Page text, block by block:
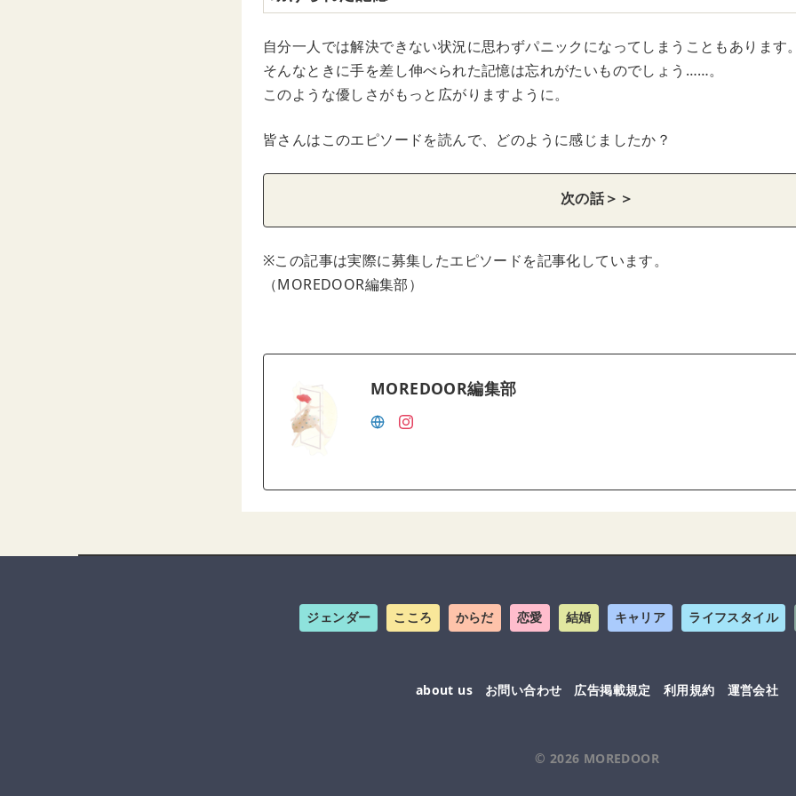
自分一人では解決できない状況に思わずパニックになってしまうこともあります
そんなときに手を差し伸べられた記憶は忘れがたいものでしょう……。
このような優しさがもっと広がりますように。
皆さんはこのエピソードを読んで、どのように感じましたか？
次の話＞＞
※この記事は実際に募集したエピソードを記事化しています。
（MOREDOOR編集部）
MOREDOOR編集部
ジェンダー こころ からだ 恋愛 結婚 キャリア ライフスタイル
about us お問い合わせ 広告掲載規定 利用規約 運営会社
© 2026 MOREDOOR